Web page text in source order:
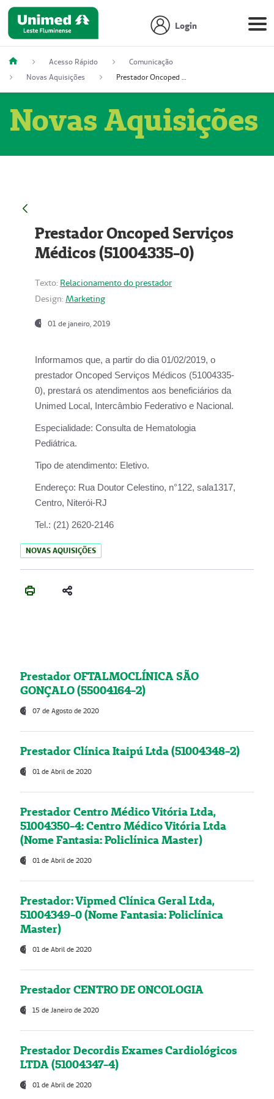
Login
Acesso Rápido
Comunicação
Novas Aquisições
Prestador Oncoped Serviços Médicos (51004335-0)
Novas Aquisições
Prestador Oncoped Serviços
Médicos (51004335-0)
Texto: Relacionamento do prestador
Design: Marketing
01 de janeiro, 2019
Informamos que, a partir do dia 01/02/2019, o
prestador Oncoped Serviços Médicos (51004335-
0), prestará os atendimentos aos beneficiários da
Unimed Local, Intercâmbio Federativo e Nacional.
Especialidade: Consulta de Hematologia
Pediátrica.
Tipo de atendimento: Eletivo.
Endereço: Rua Doutor Celestino, n°122, sala1317,
Centro, Niterói-RJ
Tel.: (21) 2620-2146
NOVAS AQUISIÇÕES
Prestador OFTALMOCLÍNICA SÃO
GONÇALO (55004164-2)
07 de Agosto de 2020
Prestador Clínica Itaipú Ltda (51004348-2)
01 de Abril de 2020
Prestador Centro Médico Vitória Ltda,
51004350-4: Centro Médico Vitória Ltda
(Nome Fantasia: Policlínica Master)
01 de Abril de 2020
Prestador: Vipmed Clínica Geral Ltda,
51004349-0 (Nome Fantasia: Policlínica
Master)
01 de Abril de 2020
Prestador CENTRO DE ONCOLOGIA
15 de Janeiro de 2020
Prestador Decordis Exames Cardiológicos
LTDA (51004347-4)
01 de Abril de 2020